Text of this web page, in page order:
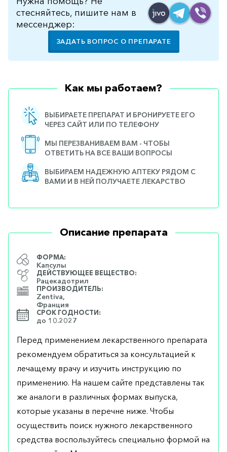
стесняйтесь, пишите нам в
мессенджер:
ЗАДАТЬ ВОПРОС О ПРЕПАРАТЕ
Как мы работаем?
ВЫБИРАЕТЕ ПРЕПАРАТ И БРОНИРУЕТЕ ЕГО
ЧЕРЕЗ САЙТ ИЛИ ПО ТЕЛЕФОНУ
МЫ ПЕРЕЗВАНИВАЕМ ВАМ - ЧТОБЫ
ОТВЕТИТЬ НА ВСЕ ВАШИ ВОПРОСЫ
ВЫБИРАЕМ НАДЕЖНУЮ АПТЕКУ РЯДОМ С
ВАМИ И В НЕЙ ПОЛУЧАЕТЕ ЛЕКАРСТВО
Описание препарата
ФОРМА:
Капсулы
ДЕЙСТВУЮЩЕЕ ВЕЩЕСТВО:
Рацекадотрил
ПРОИЗВОДИТЕЛЬ:
Zentiva,
Франция
СРОК ГОДНОСТИ:
до 10.2027
Перед применением лекарственного препарата
рекомендуем обратиться за консультацией к
лечащему врачу и изучить инструкцию по
применению. На нашем сайте представлены так
же аналоги в различных формах выпуска,
которые указаны в перечне ниже. Чтобы
осуществить поиск нужного лекарственного
средства воспользуйтесь специально формой на